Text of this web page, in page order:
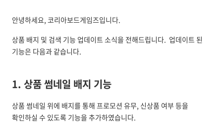
안녕하세요, 코리아보드게임즈입니다.
상품 배지 및 검색 기능 업데이트 소식을 전해드립니다. 업데이트 된
기능은 다음과 같습니다.
1. 상품 썸네일 배지 기능
상품 썸네일 위에 배지를 통해 프로모션 유무, 신상품 여부 등을
확인하실 수 있도록 기능을 추가하였습니다.